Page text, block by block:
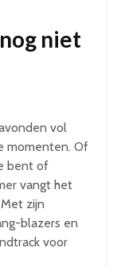
niet
vol
momenten. Of
bent of
vangt het
zijn
blazers en
voor